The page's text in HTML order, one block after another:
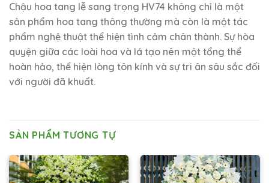
Chậu hoa tang lễ sang trọng HV74 không chỉ là một
sản phẩm hoa tang thông thường mà còn là một tác
phẩm nghệ thuật thể hiện tình cảm chân thành. Sự hòa
quyện giữa các loài hoa và lá tạo nên một tổng thể
hoàn hảo, thể hiện lòng tôn kính và sự tri ân sâu sắc đối
với người đã khuất.
SẢN PHẨM TƯƠNG TỰ